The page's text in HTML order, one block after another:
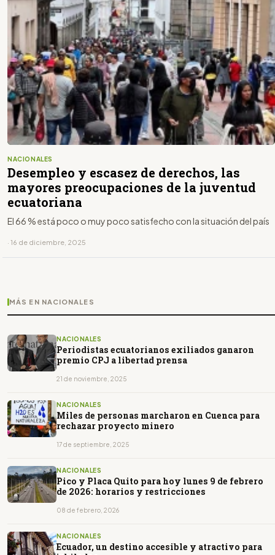
NACIONALES
Desempleo y escasez de derechos, las
mayores preocupaciones de la juventud
ecuatoriana
El 66 % está poco o muy poco satisfecho con la situación del país
· 16 de diciembre, 2025
MÁS EN NACIONALES
NACIONALES
Periodistas ecuatorianos exiliados ganaron
premio CPJ a libertad prensa
21 de noviembre, 2025
NACIONALES
Miles de personas marcharon en Cuenca para
rechazar proyecto minero
17 de septiembre, 2025
NACIONALES
Pico y Placa Quito para hoy lunes 9 de febrero
de 2026: horarios y restricciones
08 de febrero, 2026
NACIONALES
Ecuador, un destino accesible y atractivo para